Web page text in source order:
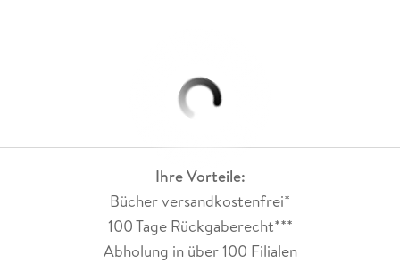
Ihre Vorteile:
Bücher versandkostenfrei*
100 Tage Rückgaberecht***
Abholung in über 100 Filialen